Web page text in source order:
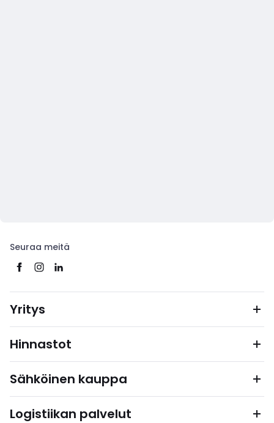
Seuraa meitä
Yritys
Hinnastot
Sähköinen kauppa
Logistiikan palvelut